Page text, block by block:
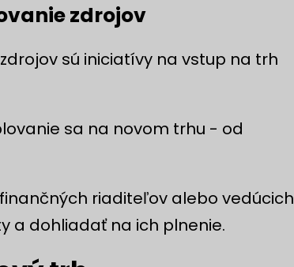
zdrojov
sú iniciatívy na vstup na trh
sa na novom trhu - od
riaditeľov alebo vedúcich
a dohliadať na ich plnenie.